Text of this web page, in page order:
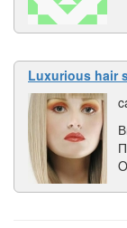
Luxurious hair